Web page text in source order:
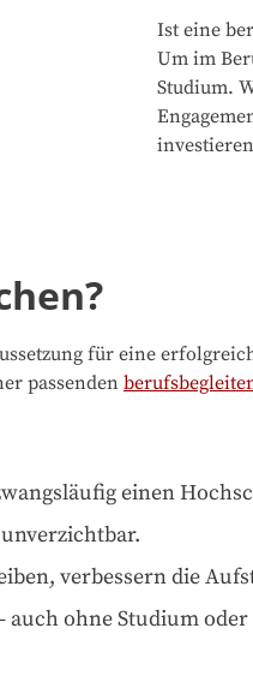
Ist eine
Um im
Studium.
für eine
passenden
einen
verbessern die
ohne Studium